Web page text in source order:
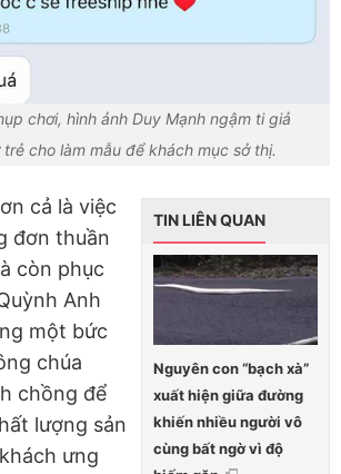
chơi, hình ảnh Duy Mạnh ngậm ti giả
cho làm mẫu để khách mục sở thị.
TIN LIÊN QUAN
Nguyên con “bạch xà”
xuất hiện giữa đường
khiến nhiều người vô
cùng bất ngờ vì độ
cả là việc
đơn thuần
còn phục
Anh
một bức
chúa
chồng để
lượng sản
ưng